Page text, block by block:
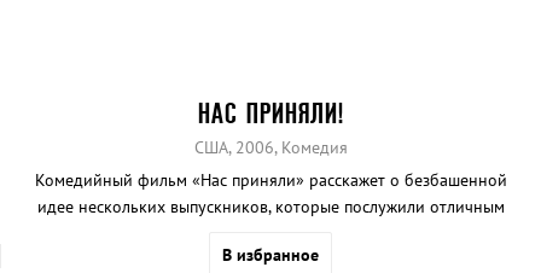
НАС ПРИНЯЛИ!
США, 2006, Комедия
Комедийный фильм «Нас приняли» расскажет о безбашенной
идее нескольких выпускников, которые послужили отличным
либо толк?
В избранное